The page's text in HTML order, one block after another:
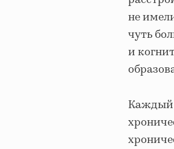
не
чуть
и
Каждый